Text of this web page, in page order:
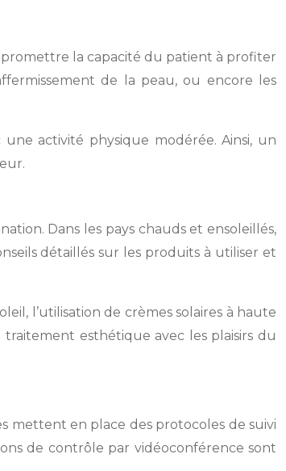
la capacité du patient à profiter
de la peau, ou encore les
activité physique modérée. Ainsi, un
Dans les pays chauds et ensoleillés,
détaillés sur les produits à utiliser et
l’utilisation de crèmes solaires à haute
esthétique avec les plaisirs du
mettent en place des protocoles de suivi
de contrôle par vidéoconférence sont